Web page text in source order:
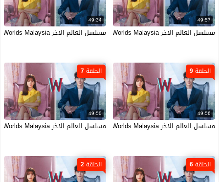
49:57
مسلسل العالم الاخر W Two Worlds Malaysia الحلقة 5 الخامسة مترجمة HD
49:34
مسلسل العالم الاخر W Two Worlds Malaysia الحلقة 1 الاولى مترجمة HD
49:56
الحلقة 9
مسلسل العالم الاخر W Two Worlds Malaysia الحلقة 9 التاسعة مترجمة HD
49:50
الحلقة 7
مسلسل العالم الاخر W Two Worlds Malaysia الحلقة 7 السابعة مترجمة HD
الحلقة 6 الحلقة 2